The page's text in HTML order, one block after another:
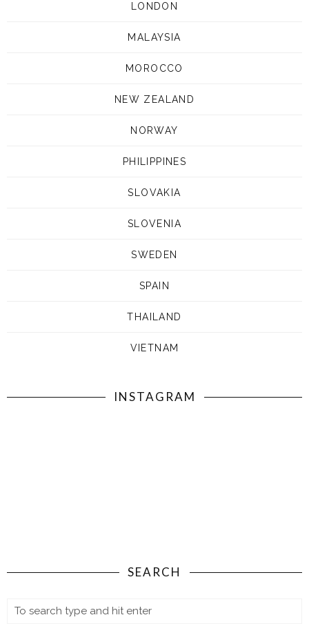
LONDON
MALAYSIA
MOROCCO
NEW ZEALAND
NORWAY
PHILIPPINES
SLOVAKIA
SLOVENIA
SWEDEN
SPAIN
THAILAND
VIETNAM
INSTAGRAM
SEARCH